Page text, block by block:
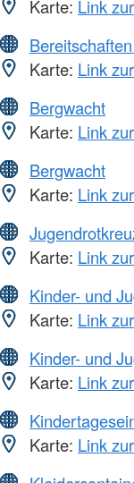
Karte: Link
Karte: Link
Bergwacht
Karte: Link
Bergwacht
Karte: Link
Karte: Link
Kinder- und
Karte: Link
Kinder- und
Karte: Link
Karte: Link